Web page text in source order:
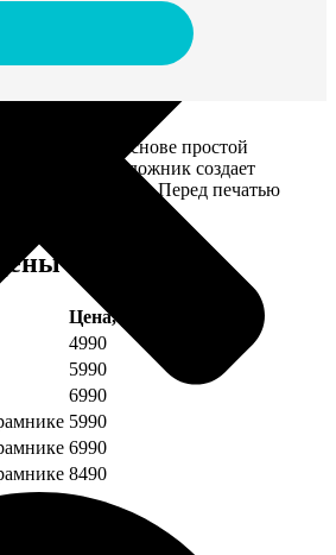
на основе простой
художник создает
комментарии. Перед печатью
с вами.
Цена, руб.
4990
5990
6990
5990
6990
8490